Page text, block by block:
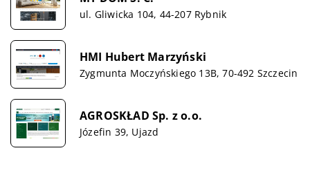
ul. Gliwicka 104, 44-207 Rybnik
HMI Hubert Marzyński
Zygmunta Moczyńskiego 13B, 70-492 Szczecin
AGROSKŁAD Sp. z o.o.
Józefin 39, Ujazd